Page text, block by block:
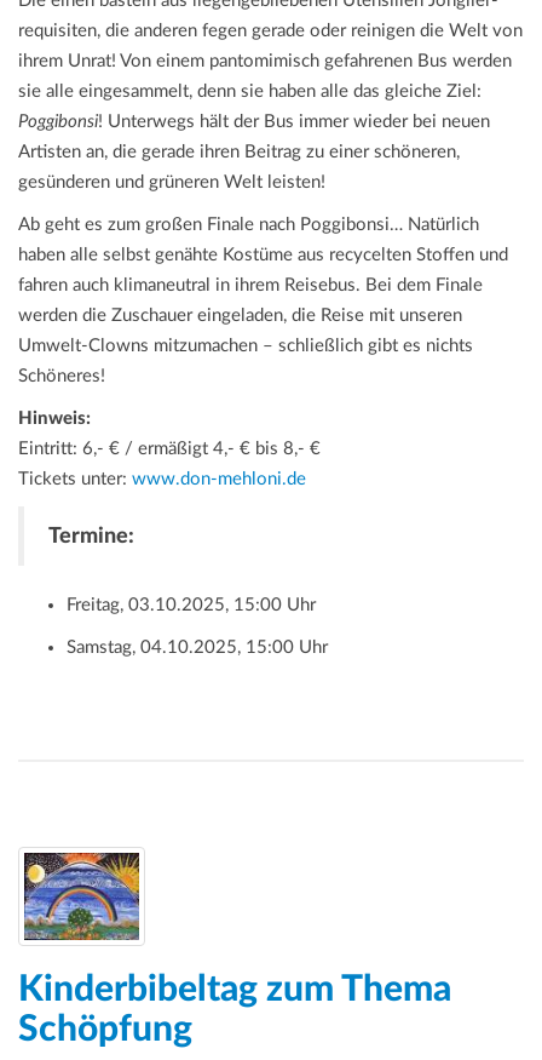
requi­siten, die anderen fegen gerade oder reinigen die Welt von
ihrem Unrat! Von einem pantomimisch gefahrenen Bus werden
sie alle eingesammelt, denn sie haben alle das gleiche Ziel:
Poggibonsi! Unterwegs hält der Bus immer wieder bei neuen
Artisten an, die gerade ihren Beitrag zu einer schöneren,
gesünderen und grüneren Welt leisten!
Ab geht es zum großen Finale nach Poggibonsi… Natürlich
haben alle selbst genähte Kostüme aus recycelten Stoffen und
fahren auch klimaneutral in ihrem Reisebus. Bei dem Finale
werden die Zuschauer eingeladen, die Reise mit unseren
Umwelt-Clowns mitzumachen – schließlich gibt es nichts
Schöneres!
Hinweis:
Eintritt: 6,- € / ermäßigt 4,- € bis 8,- €
Tickets unter: www.don-mehloni.de
Termine:
Freitag, 03.10.2025, 15:00 Uhr
Samstag, 04.10.2025, 15:00 Uhr
Kinderbibeltag zum Thema
Schöpfung